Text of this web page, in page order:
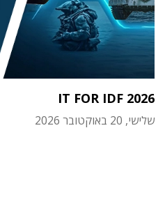
IT FOR IDF 2026
שלישי, 20 באוקטובר 2026